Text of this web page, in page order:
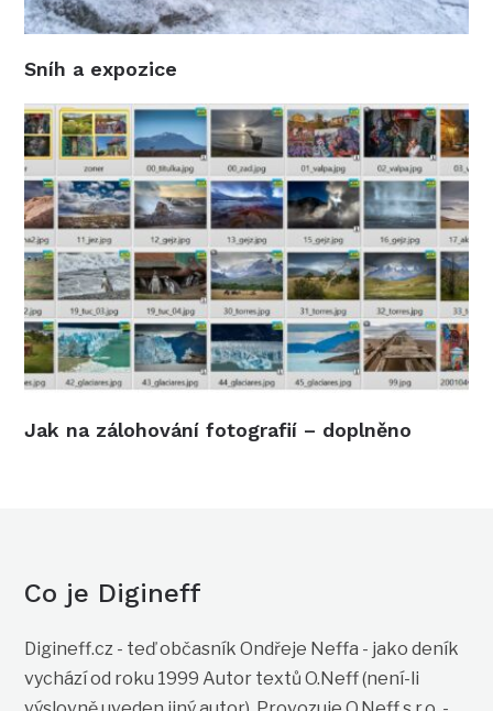
Sníh a expozice
Jak na zálohování fotografií – doplněno
Co je Digineff
Digineff.cz - teď občasník Ondřeje Neffa - jako deník
vychází od roku 1999 Autor textů O.Neff (není-li